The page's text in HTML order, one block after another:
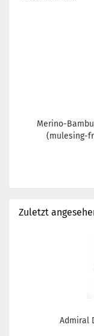
Merino-
(mulesing-
Zuletzt
Admiral